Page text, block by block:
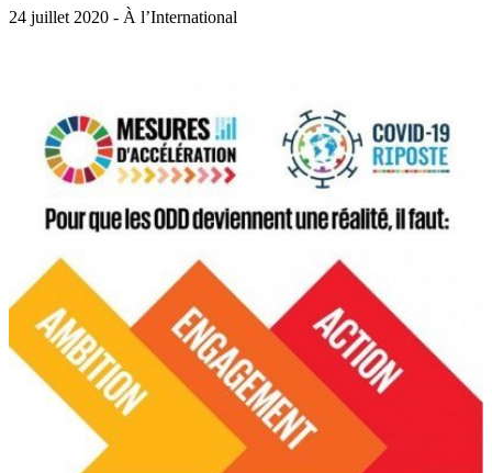
24 juillet 2020 - À l’International